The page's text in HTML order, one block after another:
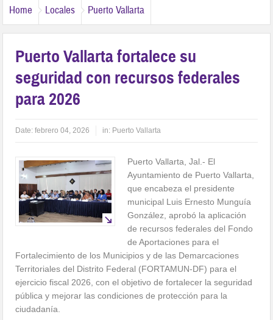
Home Locales Puerto Vallarta
Puerto Vallarta fortalece su
seguridad con recursos federales
para 2026
Date:febrero 04, 2026 in: Puerto Vallarta
Puerto Vallarta, Jal.- El
Ayuntamiento de Puerto Vallarta,
que encabeza el presidente
municipal Luis Ernesto Munguía
González, aprobó la aplicación
de recursos federales del Fondo
de Aportaciones para el
Fortalecimiento de los Municipios y de las Demarcaciones
Territoriales del Distrito Federal (FORTAMUN-DF) para el
ejercicio fiscal 2026, con el objetivo de fortalecer la seguridad
pública y mejorar las condiciones de protección para la
ciudadanía.